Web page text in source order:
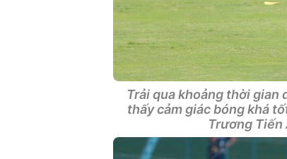
Trải qua khoảng thời gian
thấy cảm giác bóng khá
Trương Tiến